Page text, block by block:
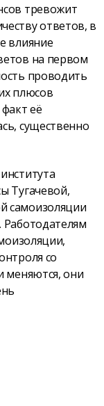
тревожит
ответов, в
влияние
на первом
проводить
плюсов
её
существенно
Тугачевой,
самоизоляции
Работодателям
со
меняются, они